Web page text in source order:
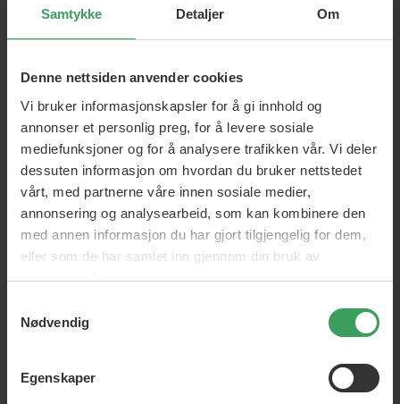
Samtykke Detaljer Om
Denne nettsiden anvender cookies
Vi bruker informasjonskapsler for å gi innhold og
annonser et personlig preg, for å levere sosiale
mediefunksjoner og for å analysere trafikken vår. Vi deler
dessuten informasjon om hvordan du bruker nettstedet
vårt, med partnerne våre innen sosiale medier,
annonsering og analysearbeid, som kan kombinere den
med annen informasjon du har gjort tilgjengelig for dem,
eller som de har samlet inn gjennom din bruk av
tjenestene deres.
Nødvendig
Egenskaper
Old Spice
...er et amerikansk merke under selskapet Procter & Gamble.
Selskapet ble grunnlagt i 1937 og fokuserer først og fremst
produkter som kan stole på. Slagordet er derfor "Trusted